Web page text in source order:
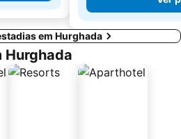
em Hurghada
Hurghada